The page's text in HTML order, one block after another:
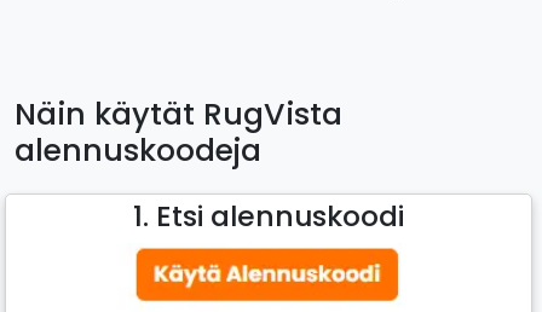
Näin käytät RugVista
alennuskoodeja
1. Etsi alennuskoodi